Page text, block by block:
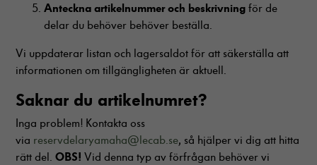
Anteckna artikelnummer och beskrivning för de
delar du behöver behöver beställa.
Vi uppdaterar listan och lagersaldot för att säkerställa att
informationen om tillgängligheten är aktuell.
Saknar du artikelnumret?
Inga problem! Kontakta oss
via reservdelaryamaha@lecab.se, så hjälper vi dig att hitta
rätt del.OBS! Vid denna typ av förfrågan behöver vi